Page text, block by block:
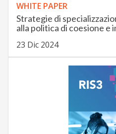
WHITE PAPER
Strategie di
alla politica di coesione e
23 Dic 2024